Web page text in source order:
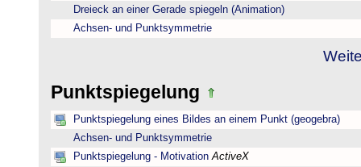
Dreieck an einer Gerade spiegeln (Animation)
Achsen- und Punktsymmetrie
Punktspiegelung
Punktspiegelung eines Bildes an einem Punkt (geogebra)
Achsen- und Punktsymmetrie
Punktspiegelung - Motivation ActiveX